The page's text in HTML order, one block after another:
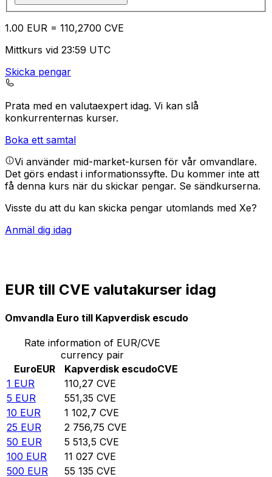
1.00 EUR = 110,2700 CVE
Mittkurs vid 23:59 UTC
Skicka pengar
Prata med en valutaexpert idag. Vi kan slå
konkurrenternas kurser.
Boka ett samtal
Vi använder mid-market-kursen för vår omvandlare.
Det görs endast i informationssyfte. Du kommer inte att
få denna kurs när du skickar pengar. Se sändkurserna.
Visste du att du kan skicka pengar utomlands med Xe?
Anmäl dig idag
EUR till CVE valutakurser idag
Omvandla Euro till Kapverdisk escudo
Rate information of EUR/CVE
currency pair
EuroEUR Kapverdisk escudoCVE
1 EUR 110,27 CVE
5 EUR 551,35 CVE
10 EUR 1 102,7 CVE
25 EUR 2 756,75 CVE
50 EUR 5 513,5 CVE
100 EUR 11 027 CVE
500 EUR 55 135 CVE